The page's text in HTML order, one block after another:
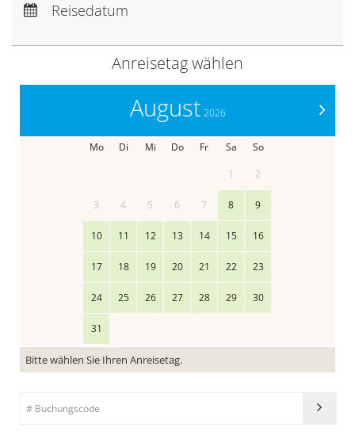
Abreise:keine Auswahl
Reisedatum
Anreisetag wählen
>
August 2026
Mo Di Mi Do Fr Sa
So
1
2
3 4 5 6 7 8 9
10 11 12 13 14 15 16
17 18 19 20 21 22 23
24 25 26 27 28 29 30
31
Bitte wählen Sie Ihren Anreisetag.